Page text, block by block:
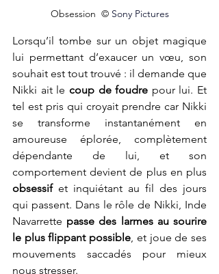
Obsession © Sony Pictures
Lorsqu’il tombe sur un objet magique
lui permettant d’exaucer un vœu, son
souhait est tout trouvé : il demande que
Nikki ait le coup de foudre pour lui. Et
tel est pris qui croyait prendre car Nikki
se transforme instantanément en
amoureuse éplorée, complètement
dépendante de lui, et son
obsessif et inquiétant au fil des jours
qui passent. Dans le rôle de Nikki, Inde
Navarrette passe des larmes au sourire
le plus flippant possible, et joue de ses
mouvements saccadés pour mieux
nous stresser.